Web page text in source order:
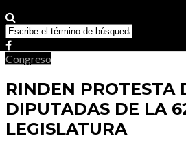
Congreso
RINDEN PROTESTA
DIPUTADAS DE LA
LEGISLATURA